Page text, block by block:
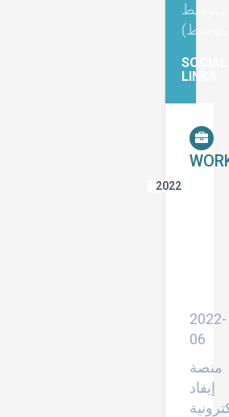
متوسط
متوسط)
SOCIAL
LINKS
2022
2022-
06
منصة
إيفاد